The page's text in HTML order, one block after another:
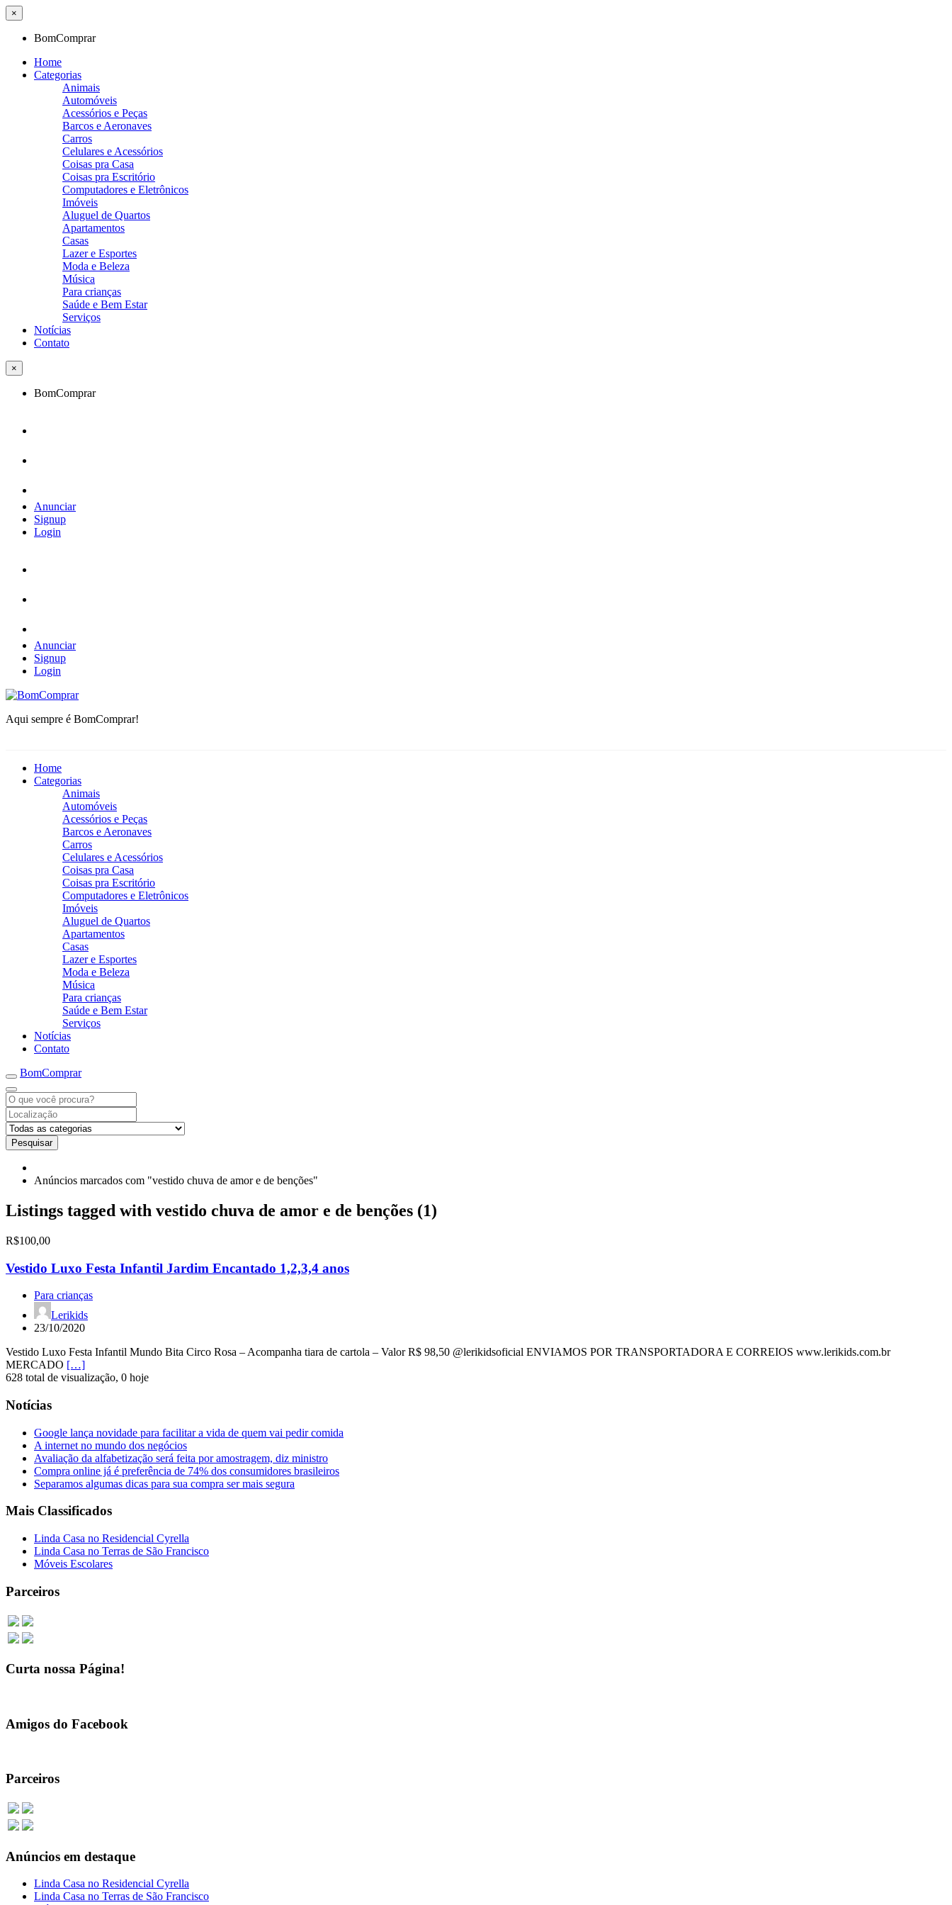
×
BomComprar
Home
Categorias
Animais
Automóveis
Acessórios e Peças
Barcos e Aeronaves
Carros
Celulares e Acessórios
Coisas pra Casa
Coisas pra Escritório
Computadores e Eletrônicos
Imóveis
Aluguel de Quartos
Apartamentos
Casas
Lazer e Esportes
Moda e Beleza
Música
Para crianças
Saúde e Bem Estar
Serviços
Notícias
Contato
×
BomComprar
Anunciar
Signup
Login
Anunciar
Signup
Login
BomComprar
Aqui sempre é BomComprar!
Home
Categorias
Animais
Automóveis
Acessórios e Peças
Barcos e Aeronaves
Carros
Celulares e Acessórios
Coisas pra Casa
Coisas pra Escritório
Computadores e Eletrônicos
Imóveis
Aluguel de Quartos
Apartamentos
Casas
Lazer e Esportes
Moda e Beleza
Música
Para crianças
Saúde e Bem Estar
Serviços
Notícias
Contato
BomComprar
Pesquisar
Anúncios marcados com "vestido chuva de amor e de benções"
Listings tagged with vestido chuva de amor e de benções (1)
R$100,00
Vestido Luxo Festa Infantil Jardim Encantado 1,2,3,4 anos
Para crianças
Lerikids
23/10/2020
Vestido Luxo Festa Infantil Mundo Bita Circo Rosa – Acompanha tiara de cartola – Valor R$ 98,50 @lerikidsoficial ENVIAMOS POR TRANSPORTADORA E CORREIOS www.lerikids.com.br
MERCADO […]
628 total de visualização, 0 hoje
Notícias
Google lança novidade para facilitar a vida de quem vai pedir comida
A internet no mundo dos negócios
Avaliação da alfabetização será feita por amostragem, diz ministro
Compra online já é preferência de 74% dos consumidores brasileiros
Separamos algumas dicas para sua compra ser mais segura
Mais Classificados
Linda Casa no Residencial Cyrella
Linda Casa no Terras de São Francisco
Móveis Escolares
Parceiros
Curta nossa Página!
Amigos do Facebook
Parceiros
Anúncios em destaque
Linda Casa no Residencial Cyrella
Linda Casa no Terras de São Francisco